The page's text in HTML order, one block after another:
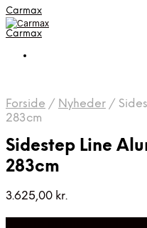
Carmax
Carmax
Forside / Nyheder /
283cm
Sidestep Line
283cm
3.625,00 kr.